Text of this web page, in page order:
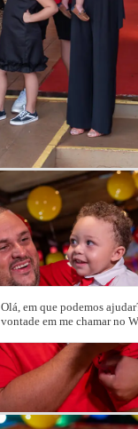
Olá, em que podemos
vontade em me chamar no